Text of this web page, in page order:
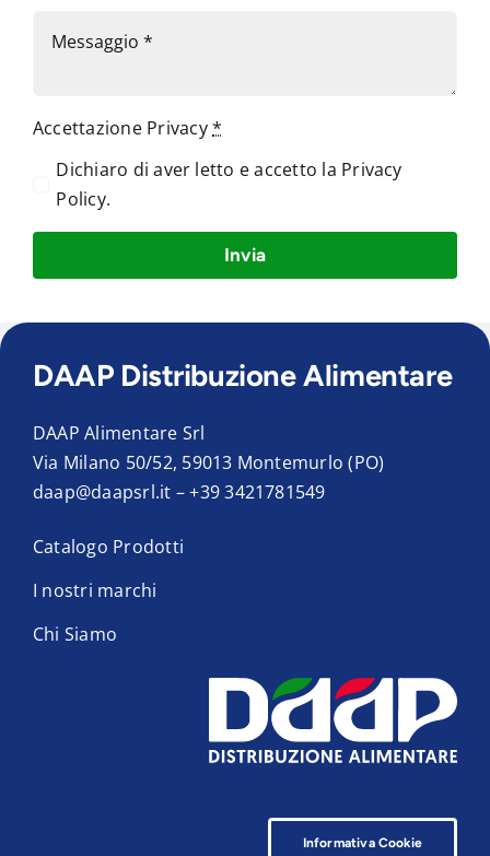
Accettazione Privacy*
Dichiaro di aver letto e accetto la Privacy
Policy.
Invia
DAAP Distribuzione Alimentare
DAAP Alimentare Srl
Via Milano 50/52, 59013 Montemurlo (PO)
daap@daapsrl.it –+39 3421781549
Catalogo Prodotti
I nostri marchi
Chi Siamo
Informativa Cookie